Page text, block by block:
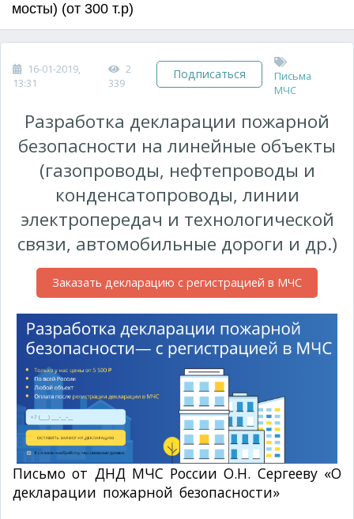
мосты) (от 300 т.р)
16-01-2019,
13:31
2
339
Подписаться
Письма
МЧС
Разработка декларации пожарной
безопасности на линейные объекты
(газопроводы, нефтепроводы и
конденсатопроводы, линии
электропередач и технологической
связи, автомобильные дороги и др.)
Заказать декларацию с регистрацией в МЧС
Письмо от ДНД МЧС России О.Н. Сергееву «О
декларации пожарной безопасности»